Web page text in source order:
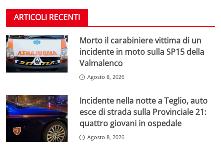
ARTICOLI RECENTI
Morto il carabiniere vittima di un
incidente in moto sulla SP15 della
Valmalenco
Agosto 8, 2026
Incidente nella notte a Teglio, auto
esce di strada sulla Provinciale 21:
quattro giovani in ospedale
Agosto 8, 2026